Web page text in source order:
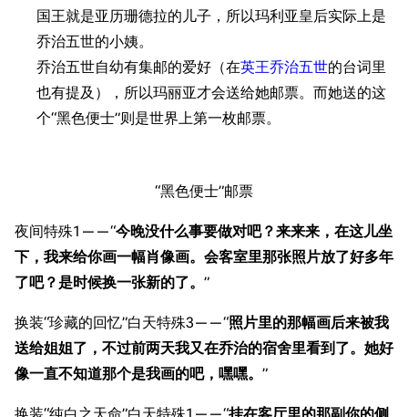
港区系统
头像
勋章
音乐
餐厅与料理
浴室
学院与战术
放映厅
战区支队基地
工程局
杂学考据
游戏BUG汇总
历代登录界面
特殊成就
历次活动关卡图标
舰娘对话小剧场
舰船造船厂一览
舰船归宿一览
舰名溯源
舰艇徽章与格言
游戏动态
历次场刊
国王就是亚历珊德拉的儿子，所以玛利亚皇后实际上是
乔治五世的小姨。
乔治五世自幼有集邮的爱好（在英王乔治五世的台词里
也有提及），所以玛丽亚才会送给她邮票。而她送的这
个“黑色便士”则是世界上第一枚邮票。
“黑色便士”邮票
夜间特殊1——“今晚没什么事要做对吧？来来来，在这儿坐
下，我来给你画一幅肖像画。会客室里那张照片放了好多年
了吧？是时候换一张新的了。 ”
换装“珍藏的回忆”白天特殊3——“照片里的那幅画后来被我
送给姐姐了，不过前两天我又在乔治的宿舍里看到了。她好
像一直不知道那个是我画的吧，嘿嘿。 ”